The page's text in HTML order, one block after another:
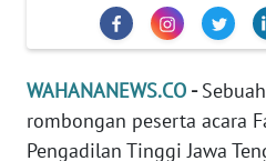
WAHANANEWS.CO -
rombongan peserta acara
Pengadilan Tinggi Jawa
OPINI
EDITORIAL